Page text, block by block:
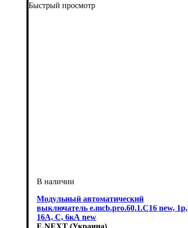
Быстрый просмотр
Модульный автоматический
выключатель e.mcb.pro.60.1.C16 new, 1р,
16А, C, 6кА new
E.NEXT (Украина)